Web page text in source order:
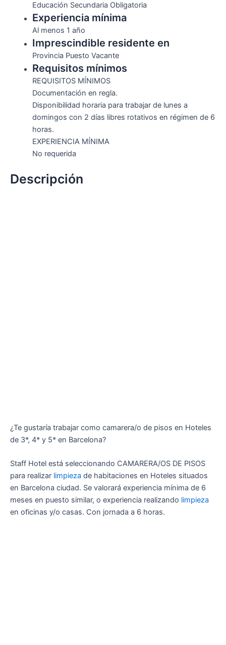
Educación Secundaria Obligatoria
Experiencia mínima
Al menos 1 año
Imprescindible residente en
Provincia Puesto Vacante
Requisitos mínimos
REQUISITOS MÍNIMOS
Documentación en regla.
Disponibilidad horaria para trabajar de lunes a
domingos con 2 días libres rotativos en régimen de 6
horas.
EXPERIENCIA MÍNIMA
No requerida
Descripción
¿Te gustaría trabajar como camarera/o de pisos en Hoteles
de 3*, 4* y 5* en Barcelona?
Staff Hotel está seleccionando CAMARERA/OS DE PISOS
para realizar limpieza de habitaciones en Hoteles situados
en Barcelona ciudad. Se valorará experiencia mínima de 6
meses en puesto similar, o experiencia realizando limpieza
en oficinas y/o casas. Con jornada a 6 horas.